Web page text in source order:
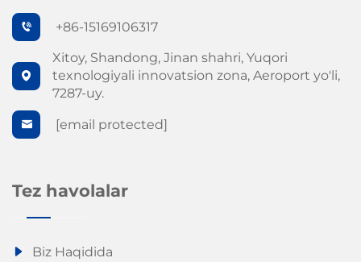
+86-15169106317
Xitoy, Shandong, Jinan shahri, Yuqori
texnologiyali innovatsion zona, Aeroport yo'li,
7287-uy.
[email protected]
Tez havolalar
Biz Haqidida